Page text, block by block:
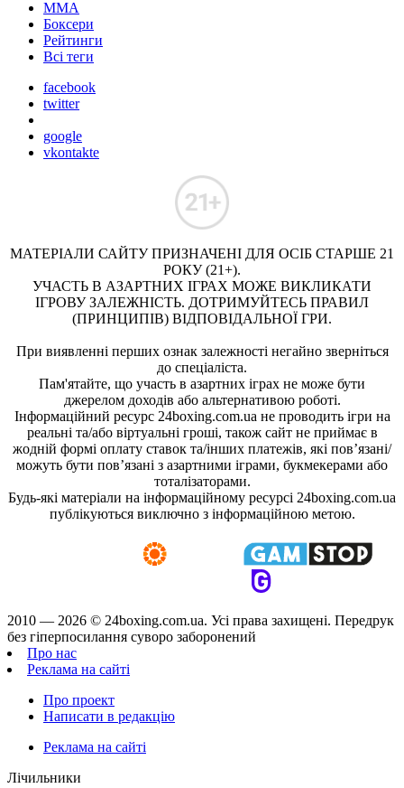
ММА
Боксери
Рейтинги
Всі теги
facebook
twitter
google
vkontakte
МАТЕРІАЛИ САЙТУ ПРИЗНАЧЕНІ ДЛЯ ОСІБ СТАРШЕ 21
РОКУ (21+).
УЧАСТЬ В АЗАРТНИХ ІГРАХ МОЖЕ ВИКЛИКАТИ
ІГРОВУ ЗАЛЕЖНІСТЬ. ДОТРИМУЙТЕСЬ ПРАВИЛ
(ПРИНЦИПІВ) ВІДПОВІДАЛЬНОЇ ГРИ.
При виявленні перших ознак залежності негайно зверніться
до спеціаліста.
Пам'ятайте, що участь в азартних іграх не може бути
джерелом доходів або альтернативою роботі.
Інформаційний ресурс 24boxing.com.ua не проводить ігри на
реальні та/або віртуальні гроші, також сайт не приймає в
жодній формі оплату ставок та/інших платежів, які пов’язані/
можуть бути пов’язані з азартними іграми, букмекерами або
тоталізаторами.
Будь-які матеріали на інформаційному ресурсі 24boxing.com.ua
публікуються виключно з інформаційною метою.
2010 — 2026 © 24boxing.com.ua. Усi права захищенi. Передрук
без гіперпосилання суворо заборонений
Про нас
Реклама на сайті
Про проект
Написати в редакцію
Реклама на сайті
Лічильники